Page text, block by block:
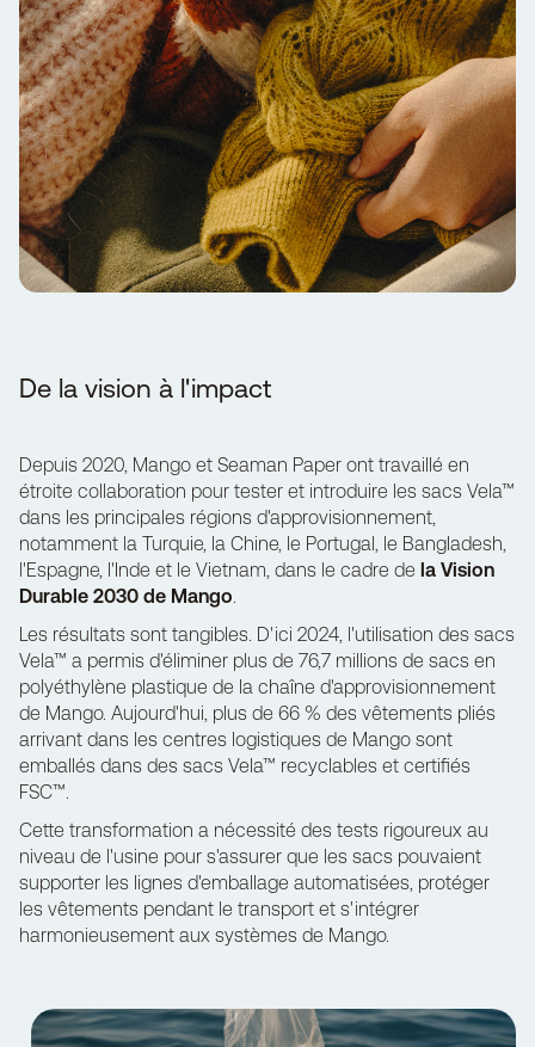
De la vision à l'impact
Depuis 2020, Mango et Seaman Paper ont travaillé en
étroite collaboration pour tester et introduire les sacs Vela™
dans les principales régions d'approvisionnement,
notamment la Turquie, la Chine, le Portugal, le Bangladesh,
l'Espagne, l'Inde et le Vietnam, dans le cadre de la Vision
Durable 2030 de Mango.
Les résultats sont tangibles. D'ici 2024, l'utilisation des sacs
Vela™ a permis d'éliminer plus de 76,7 millions de sacs en
polyéthylène plastique de la chaîne d'approvisionnement
de Mango. Aujourd'hui, plus de 66 % des vêtements pliés
arrivant dans les centres logistiques de Mango sont
emballés dans des sacs Vela™ recyclables et certifiés
FSC™.
Cette transformation a nécessité des tests rigoureux au
niveau de l'usine pour s'assurer que les sacs pouvaient
supporter les lignes d'emballage automatisées, protéger
les vêtements pendant le transport et s'intégrer
harmonieusement aux systèmes de Mango.